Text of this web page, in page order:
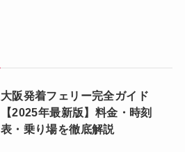
大阪発着フェリー完全ガイド
【2025年最新版】料金・時刻
表・乗り場を徹底解説